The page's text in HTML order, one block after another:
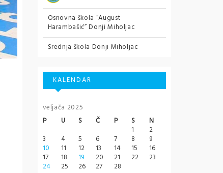
Osnovna škola “August
Harambašić” Donji Miholjac
Srednja škola Donji Miholjac
KALENDAR
veljača 2025
P
U S Č P S
N
1
2
3
4 5 6 7 8
9
10
11 12 13 14 15
16
17
18 19 20 21 22
23
24
25 26 27
28